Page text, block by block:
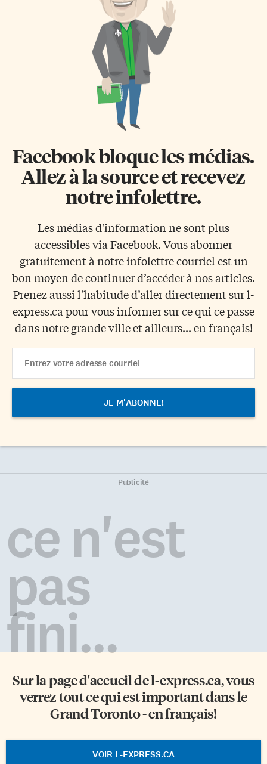
Facebook bloque les médias.
Allez à la source et recevez
notre infolettre.
Les médias d'information ne sont plus
accessibles via Facebook. Vous abonner
gratuitement à notre infolettre courriel est un
bon moyen de continuer d’accéder à nos articles.
Prenez aussi l'habitude d’aller directement sur l-
express.ca pour vous informer sur ce qui ce passe
dans notre grande ville et ailleurs... en français!
Address
Publicité
ce n'est
pas
fini...
Sur la page d'accueil del-express.ca, vous
verrez tout ce qui est important dans le
Grand Toronto - en français!
VOIR L-EXPRESS.CA